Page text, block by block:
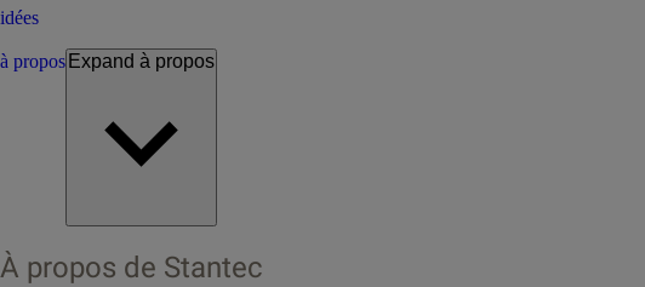
idées
à propos Expand à propos
À propos de Stantec